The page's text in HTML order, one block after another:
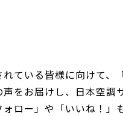
ている皆様に向けて
をお届けし、日本空
ロー」や「いいね！